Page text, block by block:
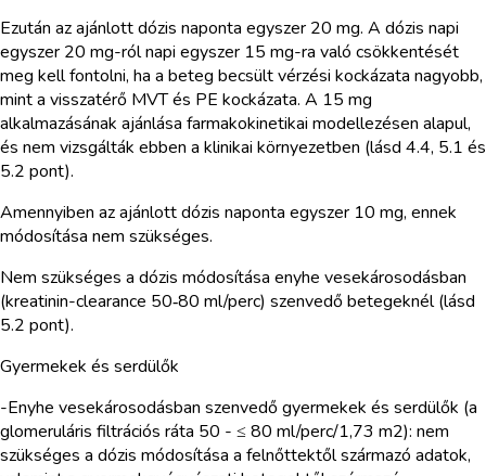
Ezután az ajánlott dózis naponta egyszer 20 mg. A dózis napi
egyszer 20 mg-ról napi egyszer 15 mg-ra való csökkentését
meg kell fontolni, ha a beteg becsült vérzési kockázata nagyobb,
mint a visszatérő MVT és PE kockázata. A 15 mg
alkalmazásának ajánlása farmakokinetikai modellezésen alapul,
és nem vizsgálták ebben a klinikai környezetben (lásd 4.4, 5.1 és
5.2 pont).
Amennyiben az ajánlott dózis naponta egyszer 10 mg, ennek
módosítása nem szükséges.
Nem szükséges a dózis módosítása enyhe vesekárosodásban
(kreatinin-clearance 50‑80 ml/perc) szenvedő betegeknél (lásd
5.2 pont).
Gyermekek és serdülők
-Enyhe vesekárosodásban szenvedő gyermekek és serdülők (a
glomeruláris filtrációs ráta 50 - ≤ 80 ml/perc/1,73 m2): nem
szükséges a dózis módosítása a felnőttektől származó adatok,